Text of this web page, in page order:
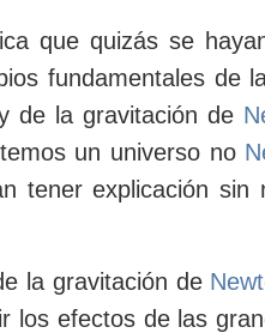
que quizás se
fundamentales de
de la gravitación de
un universo no
tener explicación
la gravitación de
los efectos de las